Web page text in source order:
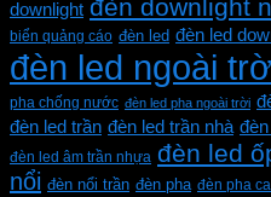
downlight đèn downlight
biển quảng cáo đèn led đèn led
đèn led ngoài
pha chống nước đèn led pha ngoài trời
đèn led trần đèn led trần nhà
đèn led âm trần nhựa đèn led
nổi đèn nổi trần đèn pha đèn pha